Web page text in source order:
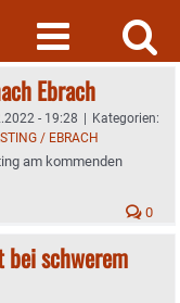
Ebrach
- 19:28 | Kategorien:
/ EBRACH
am kommenden
0
schwerem